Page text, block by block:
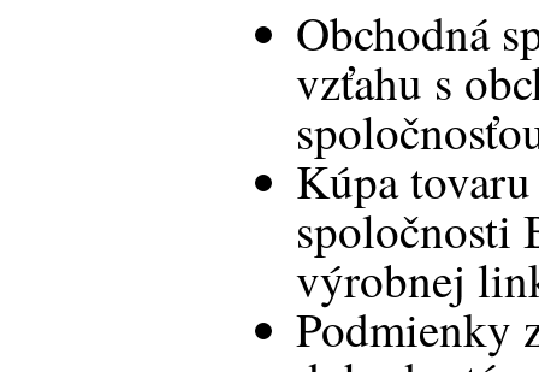
Obchodná
vzťahu s
Kúpa
spoločnosti
výrobnej
Podmienky